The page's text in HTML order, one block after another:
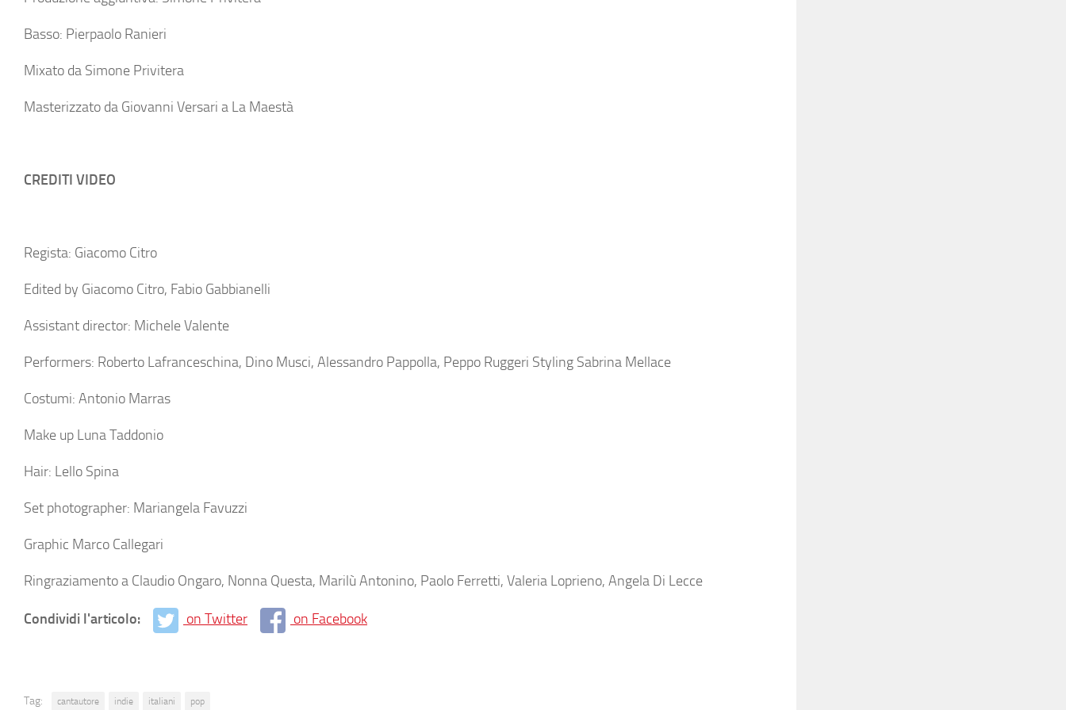
Basso: Pierpaolo Ranieri
Mixato da Simone Privitera
Masterizzato da Giovanni Versari a La Maestà
CREDITI VIDEO
Regista: Giacomo Citro
Edited by Giacomo Citro, Fabio Gabbianelli
Assistant director: Michele Valente
Performers: Roberto Lafranceschina, Dino Musci, Alessandro Pappolla, Peppo Ruggeri Styling Sabrina Mellace
Costumi: Antonio Marras
Make up Luna Taddonio
Hair: Lello Spina
Set photographer: Mariangela Favuzzi
Graphic Marco Callegari
Ringraziamento a Claudio Ongaro, Nonna Questa, Marilù Antonino, Paolo Ferretti, Valeria Loprieno, Angela Di Lecce
Condividi l'articolo: on Twitter on Facebook
Tag: cantautore indie italiani pop